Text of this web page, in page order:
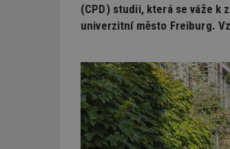
(CPD) studii, která se váže k
univerzitní město Freiburg.